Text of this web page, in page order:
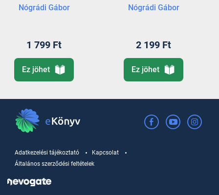
Nógrádi Gábor
1 799 Ft
Ez jöhet
Nógrádi Gábor
2 199 Ft
Ez jöhet
Adatkezelési tájékoztató
Kapcsolat
Általános szerződési feltételek